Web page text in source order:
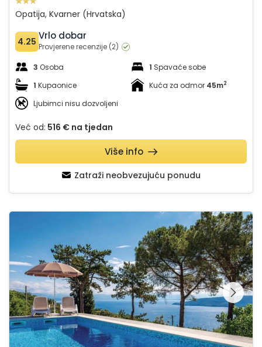
Opatija, Kvarner (Hrvatska)
4.25 Vrlo dobar
Provjerene recenzije (2)
3 Osoba 1 Spavaće sobe
1 Kupaonice Kuća za odmor 45m2
Ljubimci nisu dozvoljeni
Već od: 516 € na tjedan
Zatraži neobvezujuću ponudu
Više info
Apartman Butterfly 3 - Opatija Zagore
Pregledajte cijelu
galeriju na